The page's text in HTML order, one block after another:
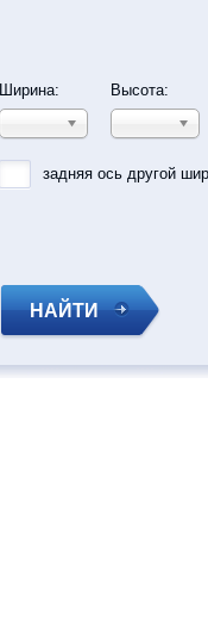
Ширина: Высота:
задняя ось другой
НАЙТИ